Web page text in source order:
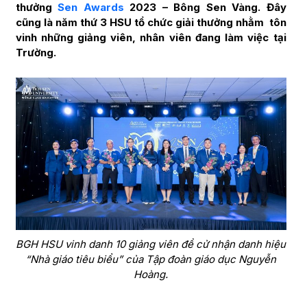
thưởng Sen Awards 2023 – Bông Sen Vàng. Đây
cũng là năm thứ 3 HSU tổ chức giải thưởng nhằm tôn
vinh những giảng viên, nhân viên đang làm việc tại
Trường.
BGH HSU vinh danh 10 giảng viên đề cử nhận danh hiệu
“Nhà giáo tiêu biểu” của Tập đoàn giáo dục Nguyễn
Hoàng.